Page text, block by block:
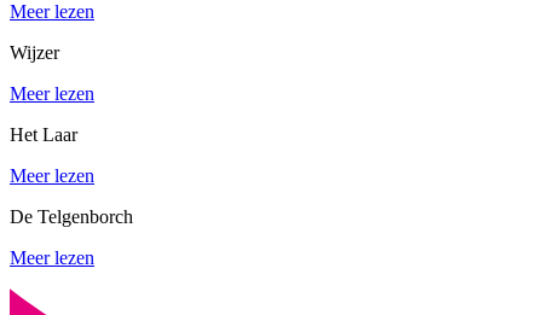
Meer lezen
Wijzer
Meer lezen
Het Laar
Meer lezen
De Telgenborch
Meer lezen